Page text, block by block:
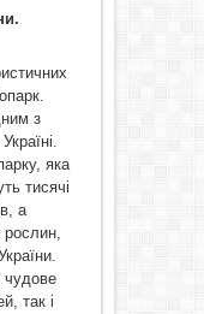
з
яка
тисячі
а
рослин,
чудове
так і